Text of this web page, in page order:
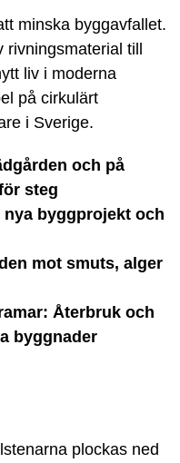
minska byggavfallet.
till
liv i moderna
på cirkulärt
i Sverige.
och på
steg
byggprojekt och
mot smuts, alger
Återbruk och
byggnader
plockas ned